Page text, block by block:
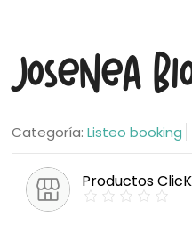
Josenea
Categoría:Listeo booking
Productos